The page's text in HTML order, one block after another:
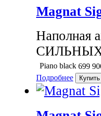
Magnat
Наполная
Piano black 699
Подробнее